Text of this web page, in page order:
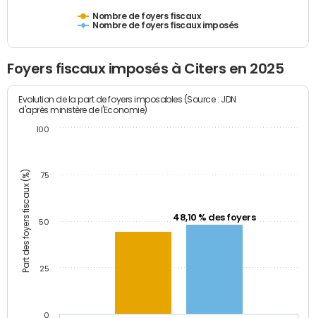
Nombre de foyers fiscaux
Nombre de foyers fiscaux imposés
Foyers fiscaux imposés à Citers en 2025
Part des foyers fiscaux (%)
Evolution de la part de foyers imposables (Source : JDN
d'après ministère de l'Economie)
48,10 % des foyers
0
25
50
75
100